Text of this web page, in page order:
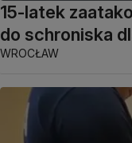
15-latek
do schroniska
WROCŁAW